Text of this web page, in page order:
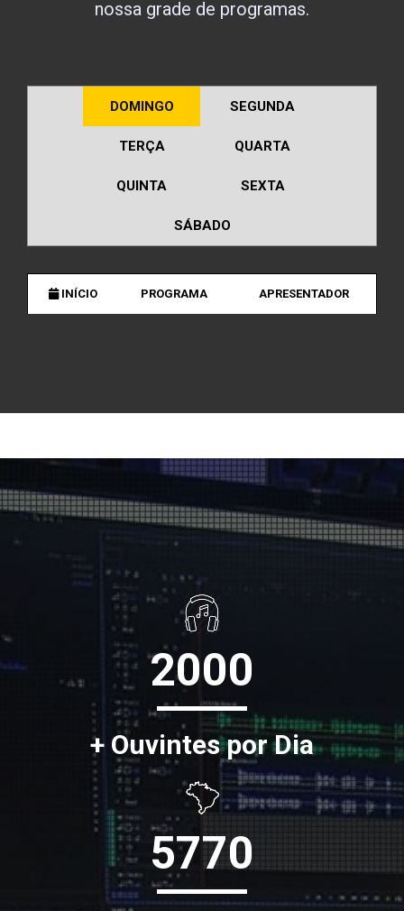
nossa grade de programas.
DOMINGO SEGUNDA
TERÇA QUARTA
QUINTA SEXTA
SÁBADO
INÍCIO PROGRAMA APRESENTADOR
2000
+ Ouvintes por Dia
5770